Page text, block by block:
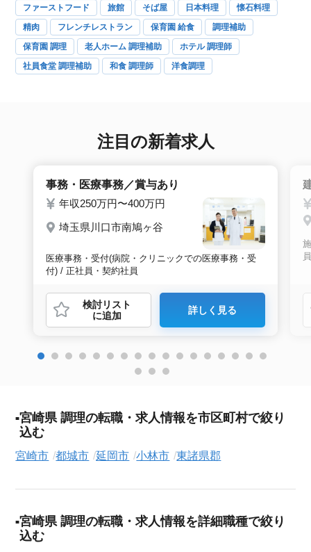
ファーストフード
旅館 そば屋 日本料理
懐石料理
精肉
フレンチレストラン 保育園 給食
調理補助
保育園 調理
老人ホーム 調理補助
ホテル 調理師
社員食堂 調理補助
和食 調理師 洋食調理
注目の新着求人
事務・医療事務／賞与あり
年収250万円〜400万円
埼玉県川口市南鳩ヶ谷
医療事務・受付(病院・クリニックでの医療事務・受
付) / 正社員・契約社員
検討リスト
に追加
詳しく見る
員
宮崎県 調理の転職・求人情報を市区町村で絞り
込む
宮崎市 都城市 延岡市 小林市 東諸県郡
宮崎県 調理の転職・求人情報を詳細職種で絞り
込む